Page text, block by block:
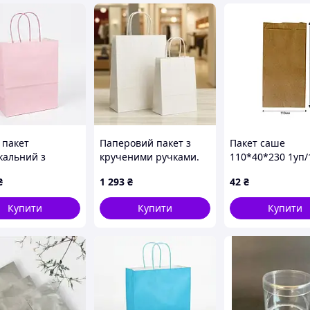
з
см 120 г/м2.
крафт пакетах
Купити
Паперовий пакет з
крученими ручками.
100 шт Код/Артикул
1002
1 293 ₴
Купити
Пакет саше
110*40*230 1уп/
42 ₴
Купити